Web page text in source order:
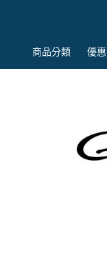
商品分類 優